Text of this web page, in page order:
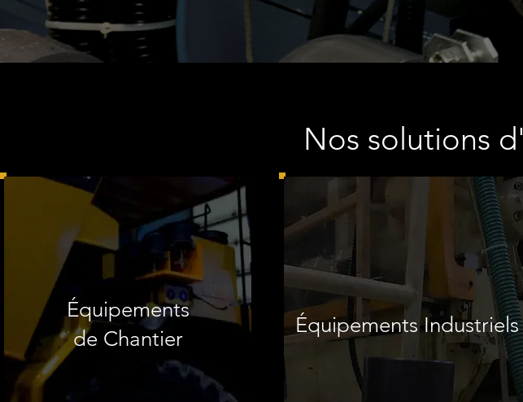
Nos solutions d'
Équipements
de Chantier
Équipements Industriels